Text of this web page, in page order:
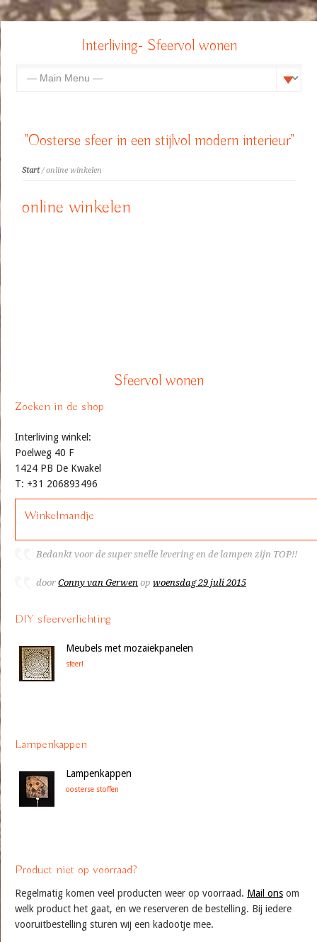
Interliving- Sfeervol wonen
"Oosterse sfeer in een stijlvol modern interieur"
Start/ online winkelen
online winkelen
Sfeervol wonen
Zoeken in de shop
Interliving winkel:
Poelweg 40 F
1424 PB De Kwakel
T: +31 206893496
Winkelmandje
Bedankt voor de super snelle levering en de lampen zijn TOP!!
door Conny van Gerwen op woensdag 29 juli 2015
DIY sfeerverlichting
Meubels met mozaiekpanelen
sfeer!
Lampenkappen
Lampenkappen
oosterse stoffen
Product niet op voorraad?
Regelmatig komen veel producten weer op voorraad. Mail ons om
welk product het gaat, en we reserveren de bestelling. Bij iedere
vooruitbestelling sturen wij een kadootje mee.